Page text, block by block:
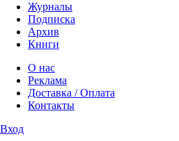
Журналы
Подписка
Архив
Книги
О нас
Реклама
Доставка / Оплата
Контакты
Вход